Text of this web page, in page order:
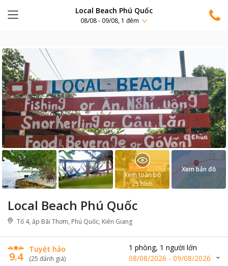
Local Beach Phú Quốc
08/08 - 09/08, 1 đêm
Local Beach Phú Quốc
Tổ 4, ấp Bãi Thơm, Phú Quốc, Kiên Giang
9.4
Tuyệt hảo
(25 đánh giá)
1 phòng, 1 người lớn
08/08/2026 - 09/08/2026
Xem toàn bộ
25hình
Xem bản đồ